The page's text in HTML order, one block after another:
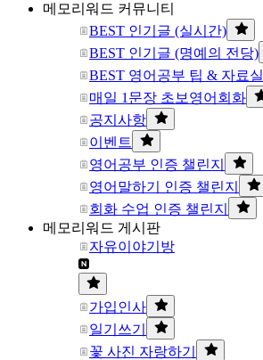
메모리워드 커뮤니티
BEST 인기글 (실시간)
BEST 인기글 (명예의 전당)
BEST 영어공부 팁 & 자료실
매일 1문장 초보영어회화
공지사항
이벤트
영어공부 인증 챌린지
영어말하기 인증 챌린지
회화 수업 인증 챌린지
메모리워드 게시판
자유이야기방
가입인사
일기쓰기
꽃 사진 자랑하기